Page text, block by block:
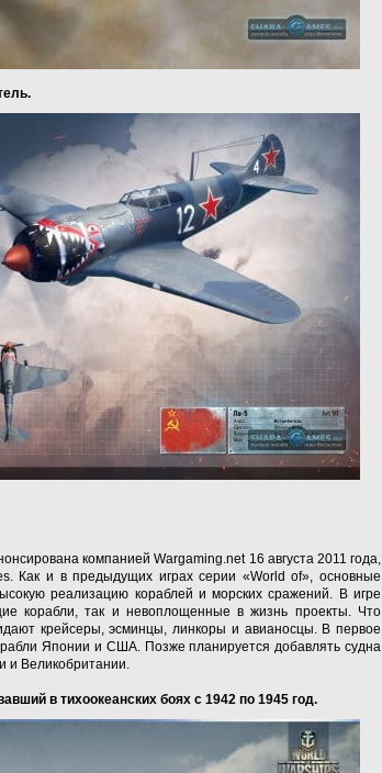
компанией Wargaming.net 16 августа 2011 года,
Как и в предыдущих играх серии «World of», основные
реализацию кораблей и морских сражений. В игре
корабли, так и невоплощенные в жизнь проекты. Что
крейсеры, эсминцы, линкоры и авианосцы. В первое
Японии и США. Позже планируется добавлять судна
и Великобритании.
в тихоокеанских боях с 1942 по 1945 год.